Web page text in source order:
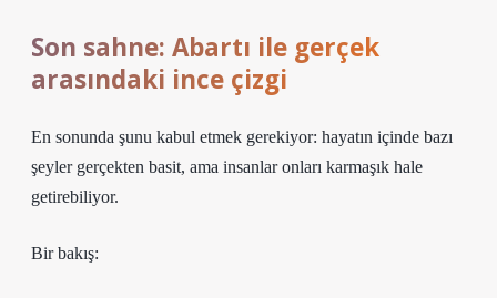
Son sahne: Abartı ile gerçek
arasındaki ince çizgi
En sonunda şunu kabul etmek gerekiyor: hayatın içinde bazı
şeyler gerçekten basit, ama insanlar onları karmaşık hale
getirebiliyor.
Bir bakış: